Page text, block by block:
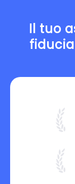
Il tuo